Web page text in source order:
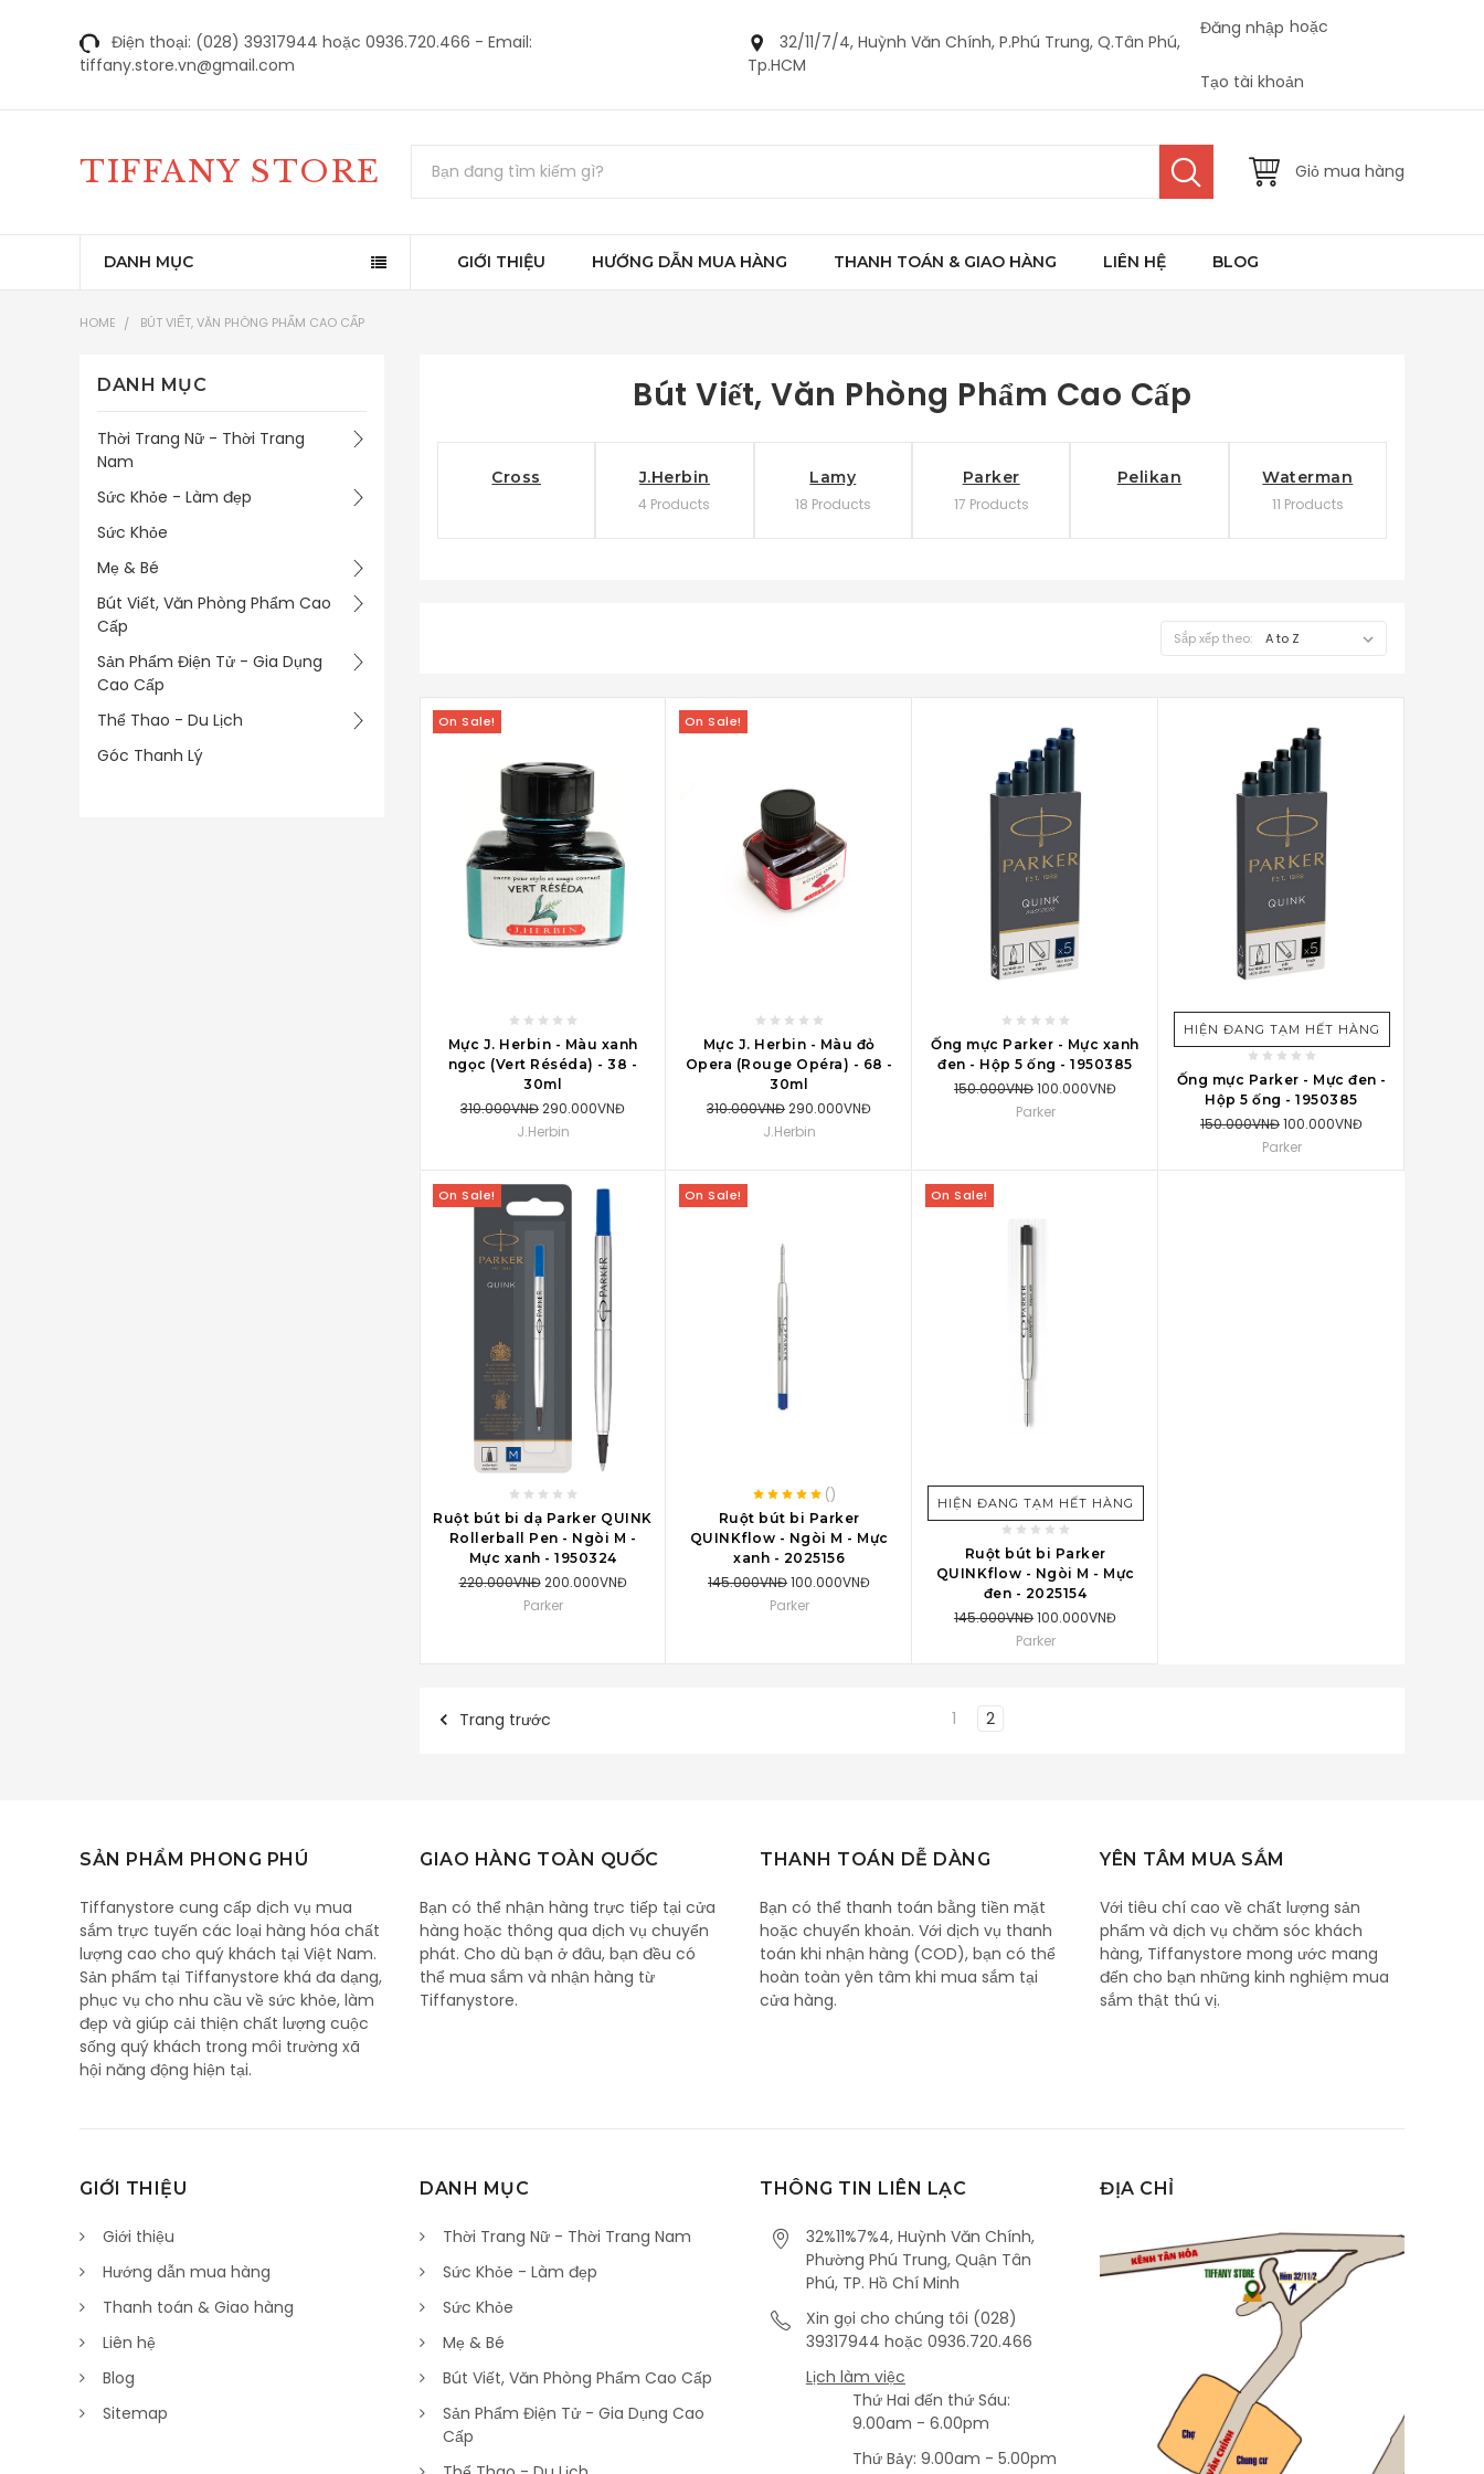
Điện thoại: (028) 39317944 hoặc 0936.720.466 - Email:
tiffany.store.vn@gmail.com
32/11/7/4, Huỳnh Văn Chính, P.Phú Trung, Q.Tân Phú,
Tp.HCM
Đăng nhập hoặc
Tạo tài khoản
Giỏ mua hàng
TIFFANY STORE
kiếm
DANH MỤC GIỚI THIỆU HƯỚNG DẪN MUA HÀNG THANH TOÁN & GIAO HÀNG LIÊN HỆ BLOG
HOME BÚT VIẾT, VĂN PHÒNG PHẨM CAO CẤP
DANH MỤC
Thời Trang Nữ - Thời Trang
Nam
Sức Khỏe - Làm đẹp
Sức Khỏe
Mẹ & Bé
Bút Viết, Văn Phòng Phẩm Cao
Cấp
Sản Phẩm Điện Tử - Gia Dụng
Cao Cấp
Thể Thao - Du Lịch
Góc Thanh Lý
Bút Viết, Văn Phòng Phẩm Cao Cấp
Cross J.Herbin
4 Products
Lamy
18 Products
Parker
17 Products
Pelikan Waterman
11 Products
Sắp xếp theo:
On Sale!
THÊM VÀO GIỎ MUA HÀNG
Mực J. Herbin - Màu xanh
ngọc (Vert Réséda) - 38 -
30ml
310.000VNĐ290.000VNĐ
J.Herbin
On Sale!
THÊM VÀO GIỎ MUA HÀNG
Mực J. Herbin - Màu đỏ
Opera (Rouge Opéra) - 68 -
30ml
310.000VNĐ290.000VNĐ
J.Herbin
THÊM VÀO GIỎ MUA HÀNG
Ống mực Parker - Mực xanh
đen - Hộp 5 ống - 1950385
150.000VNĐ100.000VNĐ
Parker
HIỆN ĐANG TẠM HẾT HÀNG
Ống mực Parker - Mực đen -
Hộp 5 ống - 1950385
150.000VNĐ100.000VNĐ
Parker
On Sale!
THÊM VÀO GIỎ MUA HÀNG
Ruột bút bi dạ Parker QUINK
Rollerball Pen - Ngòi M -
Mực xanh - ‎1950324
220.000VNĐ 200.000VNĐ
Parker
On Sale!
THÊM VÀO GIỎ MUA HÀNG
()
Ruột bút bi Parker
QUINKflow - Ngòi M - Mực
xanh - 2025156
145.000VNĐ100.000VNĐ
Parker
On Sale!
HIỆN ĐANG TẠM HẾT HÀNG
Ruột bút bi Parker
QUINKflow - Ngòi M - Mực
đen - 2025154
145.000VNĐ100.000VNĐ
Parker
Trang trước 1 2
SẢN PHẨM PHONG PHÚ
Tiffanystore cung cấp dịch vụ mua
sắm trực tuyến các loại hàng hóa chất
lượng cao cho quý khách tại Việt Nam.
Sản phẩm tại Tiffanystore khá đa dạng,
phục vụ cho nhu cầu về sức khỏe, làm
đẹp và giúp cải thiện chất lượng cuộc
sống quý khách trong môi trường xã
hội năng động hiện tại.
GIAO HÀNG TOÀN QUỐC
Bạn có thể nhận hàng trực tiếp tại cửa
hàng hoặc thông qua dịch vụ chuyển
phát. Cho dù bạn ở đâu, bạn đều có
thể mua sắm và nhận hàng từ
Tiffanystore.
THANH TOÁN DỄ DÀNG
Bạn có thể thanh toán bằng tiền mặt
hoặc chuyển khoản. Với dịch vụ thanh
toán khi nhận hàng (COD), bạn có thể
hoàn toàn yên tâm khi mua sắm tại
cửa hàng.
YÊN TÂM MUA SẮM
Với tiêu chí cao về chất lượng sản
phẩm và dịch vụ chăm sóc khách
hàng, Tiffanystore mong ước mang
đến cho bạn những kinh nghiệm mua
sắm thật thú vị.
GIỚI THIỆU
Giới thiệu
Hướng dẫn mua hàng
Thanh toán & Giao hàng
Liên hệ
Blog
Sitemap
DANH MỤC
Thời Trang Nữ - Thời Trang Nam
Sức Khỏe - Làm đẹp
Sức Khỏe
Mẹ & Bé
Bút Viết, Văn Phòng Phẩm Cao Cấp
Sản Phẩm Điện Tử - Gia Dụng Cao
Cấp
THÔNG TIN LIÊN LẠC
32%11%7%4, Huỳnh Văn Chính,
Phường Phú Trung, Quận Tân
Phú, TP. Hồ Chí Minh
Xin gọi cho chúng tôi (028)
39317944 hoặc 0936.720.466
Lịch làm việc
Thứ Hai đến thứ Sáu:
9.00am - 6.00pm
Thứ Bảy: 9.00am - 5.00pm
ĐỊA CHỈ